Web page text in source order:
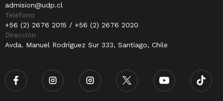
admision@udp.cl
Teléfono
+56 (2) 2676 2015 / +56 (2) 2676 2020
Dirección
Avda. Manuel Rodríguez Sur 333, Santiago, Chile